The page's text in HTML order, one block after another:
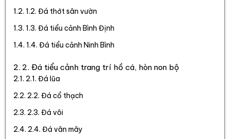
1.2. Đá thớt sân vườn
1.3. Đá tiểu cảnh Bình Định
1.4. Đá tiểu cảnh Ninh Bình
2. Đá tiểu cảnh trang trí hồ cá, hòn non bộ
2.1. Đá lũa
2.2. Đá cổ thạch
2.3. Đá vôi
2.4. Đá vân mây